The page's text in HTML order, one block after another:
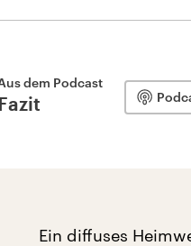
dem Podcast
Fazit
Ein diffuses